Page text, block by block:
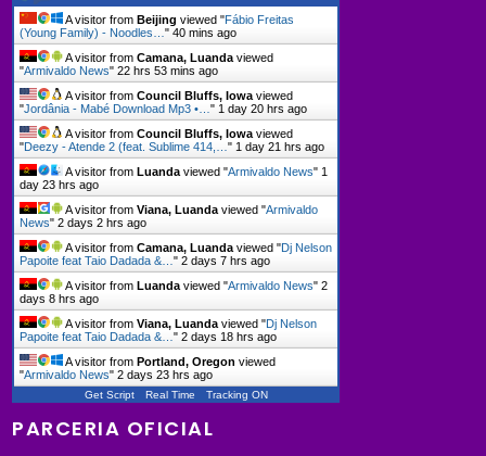
A visitor fromBeijing viewed "Fábio Freitas
(Young Family) - Noodles…"40 mins ago
A visitor fromCamana, Luanda viewed
"Armivaldo News"22 hrs 53 mins ago
A visitor fromCouncil Bluffs, Iowa viewed
"Jordânia - Mabé Download Mp3 •…" 1 day 20 hrs ago
A visitor fromCouncil Bluffs, Iowa viewed
"Deezy - Atende 2 (feat. Sublime 414,…" 1 day 21 hrs ago
A visitor fromLuanda viewed "Armivaldo News" 1
day 23 hrs ago
A visitor fromViana, Luanda viewed "Armivaldo
News"2 days 2 hrs ago
A visitor fromCamana, Luanda viewed "Dj Nelson
Papoite feat Taio Dadada &…"2 days 7 hrs ago
A visitor fromLuanda viewed "Armivaldo News"2
days 8 hrs ago
A visitor fromViana, Luanda viewed "Dj Nelson
Papoite feat Taio Dadada &…"2 days 18 hrs ago
A visitor fromPortland, Oregon viewed
"Armivaldo News"2 days 23 hrs ago
Get Script Real Time Tracking ON
PARCERIA OFICIAL